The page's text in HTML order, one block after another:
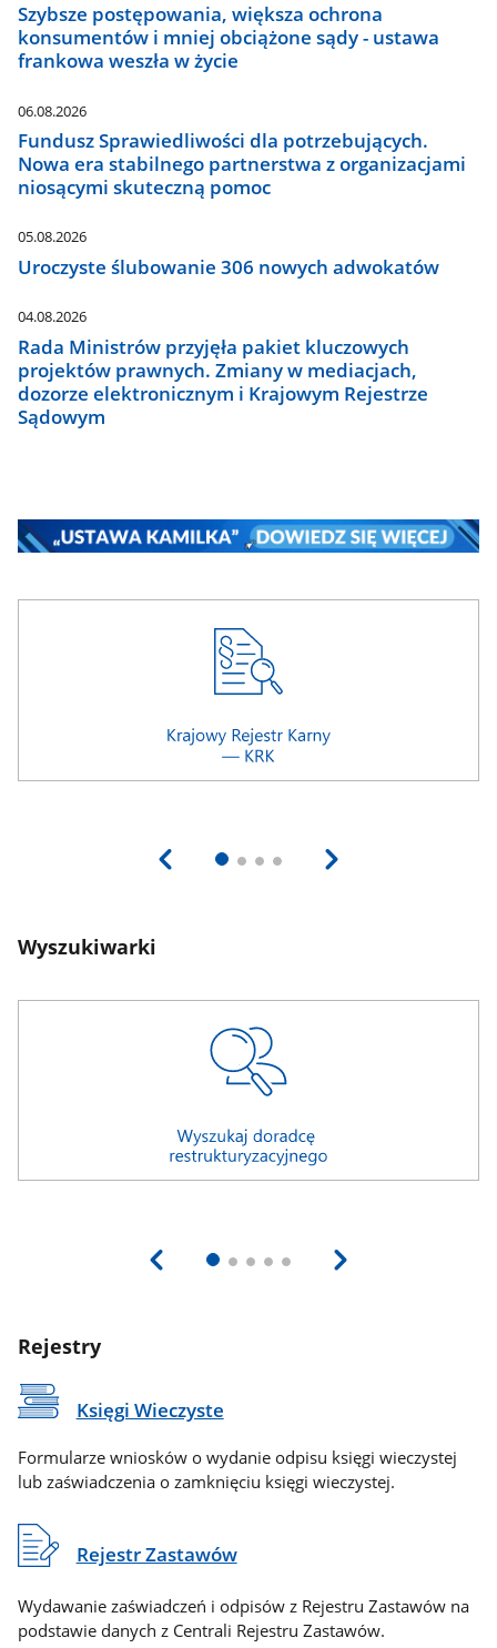
Szybsze postępowania, większa ochrona
konsumentów i mniej obciążone sądy - ustawa
frankowa weszła w życie
06.08.2026
Fundusz Sprawiedliwości dla potrzebujących.
Nowa era stabilnego partnerstwa z organizacjami
niosącymi skuteczną pomoc
05.08.2026
Uroczyste ślubowanie 306 nowych adwokatów
04.08.2026
Rada Ministrów przyjęła pakiet kluczowych
projektów prawnych. Zmiany w mediacjach,
dozorze elektronicznym i Krajowym Rejestrze
Sądowym
Wyszukiwarki
Rejestry
Księgi Wieczyste
Formularze wniosków o wydanie odpisu księgi wieczystej
lub zaświadczenia o zamknięciu księgi wieczystej.
Rejestr Zastawów
Wydawanie zaświadczeń i odpisów z Rejestru Zastawów na
podstawie danych z Centrali Rejestru Zastawów.